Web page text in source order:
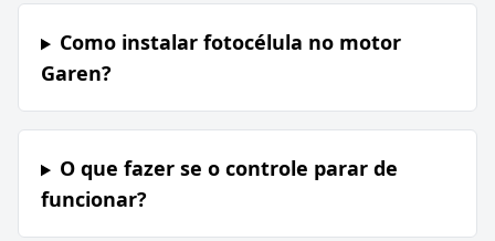
Como instalar fotocélula no motor
Garen?
O que fazer se o controle parar de
funcionar?